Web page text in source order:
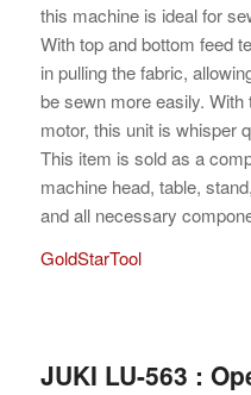
this machine is ideal for
With top and bottom feed
in pulling the fabric,
be sewn more easily.
motor, this unit is whisper
This item is sold as a
machine head, table,
and all necessary
GoldStarTool
JUKI LU-563 :